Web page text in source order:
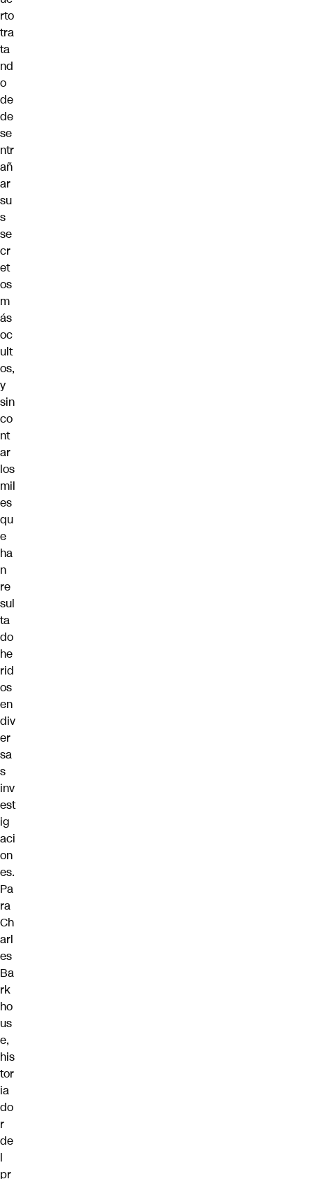
rto
tra
ta
nd
o
de
de
se
ntr
añ
ar
su
s
se
cr
et
os
m
ás
oc
ult
os,
y
sin
co
nt
ar
los
mil
es
qu
e
ha
n
re
sul
ta
do
he
rid
os
en
div
er
sa
s
inv
est
ig
aci
on
es.
Pa
ra
Ch
arl
es
Ba
rk
ho
us
e,
his
tor
ia
do
r
de
l
pr